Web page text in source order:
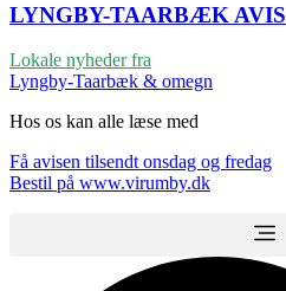
LYNGBY-TAARBÆK AVIS
Lokale nyheder fra
Lyngby-Taarbæk & omegn
Hos os kan alle læse med
Få avisen tilsendt onsdag og fredag
Bestil på www.virumby.dk